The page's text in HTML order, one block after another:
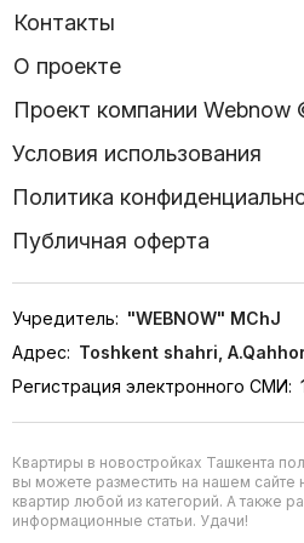
Контакты
О проекте
Проект компании Webnow
Условия использования
Политика
Публичная оферта
Учредитель: "WEBNOW" MChJ
Адрес: Toshkent shahri,
Регистрация электронного СМИ:
Квартиры в новостройках Ташкента
вы можете разместить на нашем сайте
квартир любой из категорий. А также
информационные статьи. Удачи!